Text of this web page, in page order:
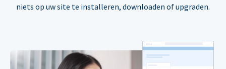
niets op uw site te installeren, downloaden of upgraden.